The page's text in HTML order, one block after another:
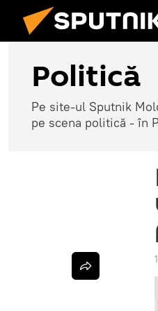
Politică
Pe site-ul Sputnik
pe scena politică - în